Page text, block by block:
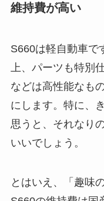
維持費が高い
S660は軽自動車で
上、パーツも特別
などは高性能なも
にします。特に、
思うと、それなり
いいでしょう。
とはいえ、「趣味